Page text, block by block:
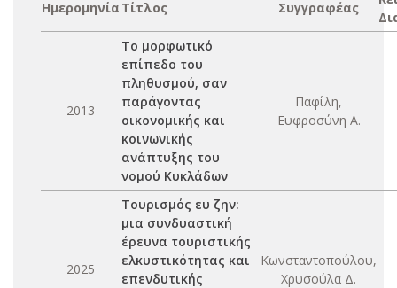
Ημερομηνία Τίτλος Συγγραφέας
2013
Το μορφωτικό
επίπεδο του
πληθυσμού, σαν
παράγοντας
οικονομικής και
κοινωνικής
ανάπτυξης του
νομού Κυκλάδων
Παφίλη,
Ευφροσύνη Α.
2025
Τουρισμός ευ ζην:
μια συνδυαστική
έρευνα τουριστικής
ελκυστικότητας και
επενδυτικής
Κωνσταντοπούλου,
Χρυσούλα Δ.